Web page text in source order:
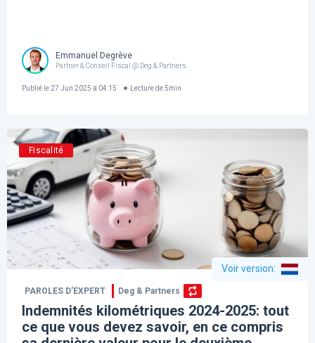
Emmanuel Degrève
Partner & Conseil Fiscal @ Deg & Partners
Publié le27 Jun 2025 à 04:15 Lecture de 5min
Fiscalité
Voir version:
PAROLES D’EXPERT Deg & Partners
Indemnités kilométriques 2024-2025: tout
ce que vous devez savoir, en ce compris